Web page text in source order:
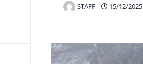
STAFF 15/12/2025